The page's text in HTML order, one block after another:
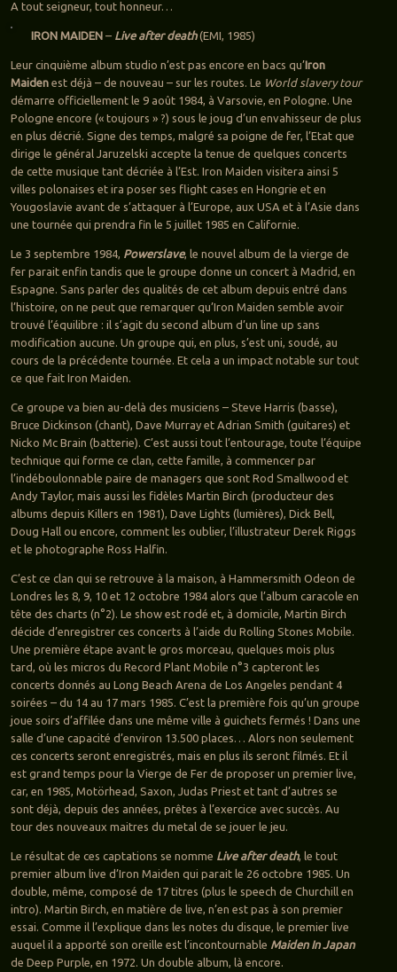
A tout seigneur, tout honneur…
IRON MAIDEN– Live after death(EMI, 1985)
Leur cinquième album studio n’est pas encore en bacs qu’Iron
Maidenest déjà – de nouveau – sur les routes. Le World slavery tour
démarre officiellement le 9 août 1984, à Varsovie, en Pologne. Une
Pologne encore (« toujours » ?) sous le joug d’un envahisseur de plus
en plus décrié. Signe des temps, malgré sa poigne de fer, l’Etat que
dirige le général Jaruzelski accepte la tenue de quelques concerts
de cette musique tant décriée à l’Est. Iron Maiden visitera ainsi 5
villes polonaises et ira poser ses flight cases en Hongrie et en
Yougoslavie avant de s’attaquer à l’Europe, aux USA et à l’Asie dans
une tournée qui prendra fin le 5 juillet 1985 en Californie.
Le 3 septembre 1984, Powerslave, le nouvel album de la vierge de
fer parait enfin tandis que le groupe donne un concert à Madrid, en
Espagne. Sans parler des qualités de cet album depuis entré dans
l’histoire, on ne peut que remarquer qu’Iron Maiden semble avoir
trouvé l’équilibre : il s’agit du second album d’un line up sans
modification aucune. Un groupe qui, en plus, s’est uni, soudé, au
cours de la précédente tournée. Et cela a un impact notable sur tout
ce que fait Iron Maiden.
Ce groupe va bien au-delà des musiciens – Steve Harris (basse),
Bruce Dickinson (chant), Dave Murray et Adrian Smith (guitares) et
Nicko Mc Brain (batterie). C’est aussi tout l’entourage, toute l’équipe
technique qui forme ce clan, cette famille, à commencer par
l’indéboulonnable paire de managers que sont Rod Smallwood et
Andy Taylor, mais aussi les fidèles Martin Birch (producteur des
albums depuis Killers en 1981), Dave Lights (lumières), Dick Bell,
Doug Hall ou encore, comment les oublier, l’illustrateur Derek Riggs
et le photographe Ross Halfin.
C’est ce clan qui se retrouve à la maison, à Hammersmith Odeon de
Londres les 8, 9, 10 et 12 octobre 1984 alors que l’album caracole en
tête des charts (n°2). Le show est rodé et, à domicile, Martin Birch
décide d’enregistrer ces concerts à l’aide du Rolling Stones Mobile.
Une première étape avant le gros morceau, quelques mois plus
tard, où les micros du Record Plant Mobile n°3 capteront les
concerts donnés au Long Beach Arena de Los Angeles pendant 4
soirées – du 14 au 17 mars 1985. C’est la première fois qu’un groupe
joue soirs d’affilée dans une même ville à guichets fermés ! Dans une
salle d’une capacité d’environ 13.500 places… Alors non seulement
ces concerts seront enregistrés, mais en plus ils seront filmés. Et il
est grand temps pour la Vierge de Fer de proposer un premier live,
car, en 1985, Motörhead, Saxon, Judas Priest et tant d’autres se
sont déjà, depuis des années, prêtes à l’exercice avec succès. Au
tour des nouveaux maitres du metal de se jouer le jeu.
Le résultat de ces captations se nomme Live after death, le tout
premier album live d’Iron Maiden qui parait le 26 octobre 1985. Un
double, même, composé de 17 titres (plus le speech de Churchill en
intro). Martin Birch, en matière de live, n’en est pas à son premier
essai. Comme il l’explique dans les notes du disque, le premier live
auquel il a apporté son oreille est l’incontournable Maiden In Japan
de Deep Purple, en 1972. Un double album, là encore.